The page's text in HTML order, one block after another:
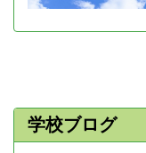
学校ブログ